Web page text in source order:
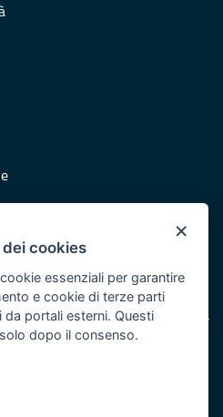
Puglia
del POR Puglia 2014/2020 -
×
cookies
essenziali per garantire
e cookie di terze parti
portali esterni. Questi
dopo il consenso.